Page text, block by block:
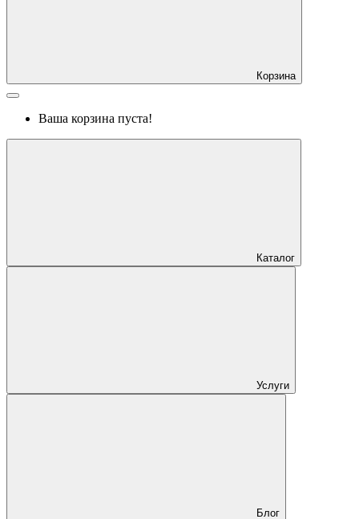
Корзина
Ваша корзина пуста!
Каталог
Услуги
Блог